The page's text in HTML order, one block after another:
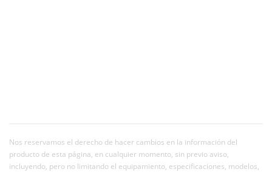
Nos reservamos el derecho de hacer cambios en la información del
producto de esta página, en cualquier momento, sin previo aviso,
incluyendo, pero no limitando el equipamiento, especificaciones, modelos,